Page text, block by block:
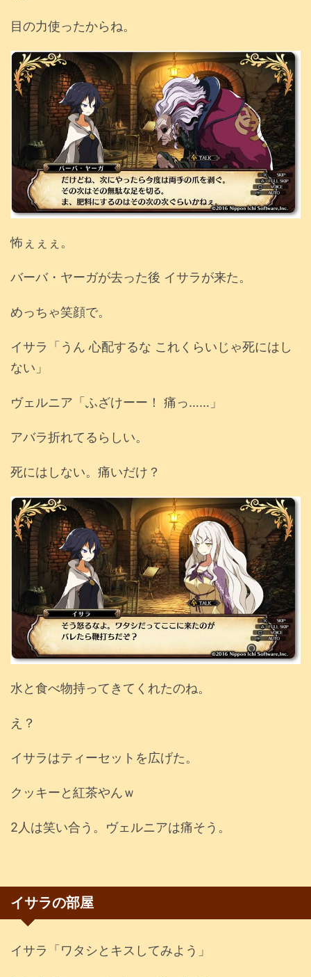
目の力使ったからね。
怖ぇぇぇ。
バーバ・ヤーガが去った後 イサラが来た。
めっちゃ笑顔で。
イサラ「うん 心配するな これくらいじゃ死にはし
ない」
ヴェルニア「ふざけーー！ 痛っ……」
アバラ折れてるらしい。
死にはしない。痛いだけ？
水と食べ物持ってきてくれたのね。
え？
イサラはティーセットを広げた。
クッキーと紅茶やんｗ
2人は笑い合う。ヴェルニアは痛そう。
イサラの部屋
イサラ「ワタシとキスしてみよう」